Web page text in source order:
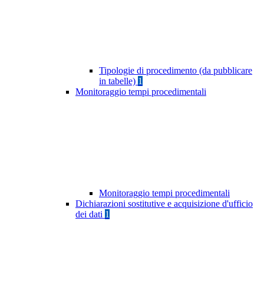
Tipologie di procedimento (da pubblicare
in tabelle) 1
Monitoraggio tempi procedimentali
Monitoraggio tempi procedimentali
Dichiarazioni sostitutive e acquisizione d'ufficio
dei dati 1